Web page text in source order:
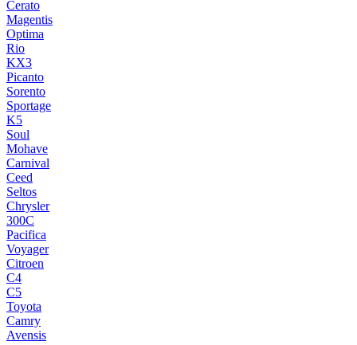
Cerato
Magentis
Optima
Rio
KX3
Picanto
Sorento
Sportage
K5
Soul
Mohave
Carnival
Ceed
Seltos
Chrysler
300C
Pacifica
Voyager
Citroen
C4
C5
Toyota
Camry
Avensis